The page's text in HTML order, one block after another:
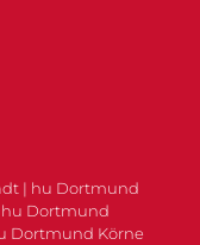
| hu Dortmund
Dortmund
Dortmund Körne